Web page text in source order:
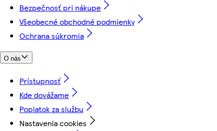
Bezpečnosť pri nákupe
Všeobecné obchodné podmienky
Ochrana súkromia
O nás
Prístupnosť
Kde dovážame
Poplatok za službu
Nastavenia cookies